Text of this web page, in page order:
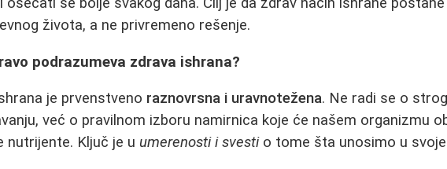
života, a ne privremeno rešenje.
podrazumeva zdrava ishrana?
je prvenstveno raznovrsna i uravnotežena. Ne radi se o
već o pravilnom izboru namirnica koje će našem organizmu
nutrijente. Ključ je u umerenosti i svestio tome šta unosimo u